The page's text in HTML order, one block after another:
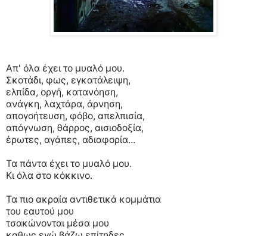
Απ' όλα έχει το μυαλό μου.
Σκοτάδι, φως, εγκατάλειψη,
ελπίδα, οργή, κατανόηση,
ανάγκη, λαχτάρα, άρνηση,
απογοήτευση, φόβο, απελπισία,
απόγνωση, θάρρος, αισιοδοξία,
έρωτες, αγάπες, αδιαφορία...
Τα πάντα έχει το μυαλό μου.
Κι όλα στο κόκκινο.
Τα πιο ακραία αντιθετικά κομμάτια
του εαυτού μου
τσακώνονται μέσα μου